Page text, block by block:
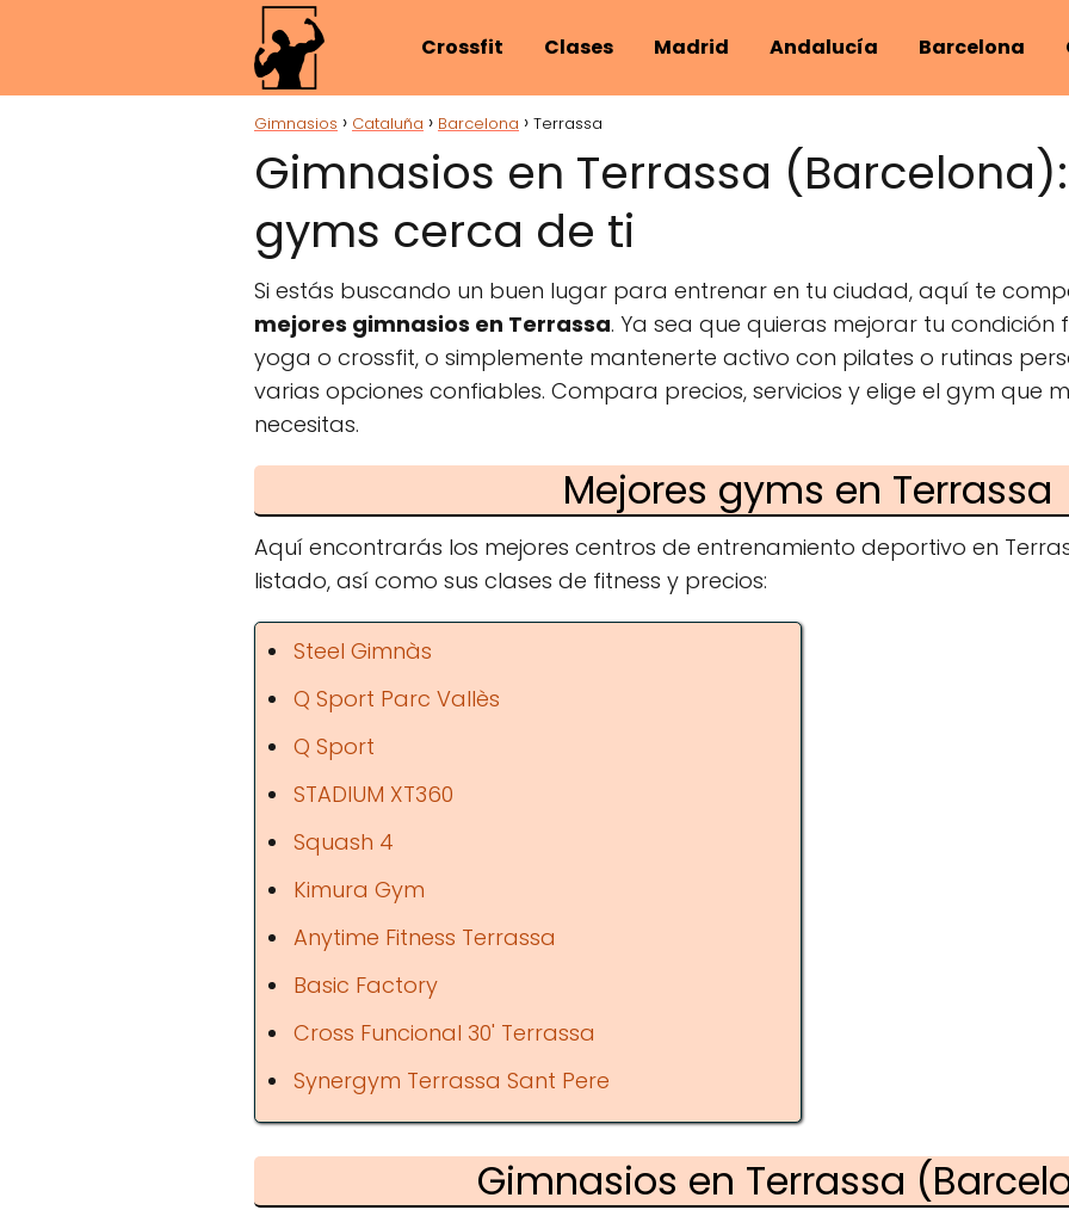
Crossfit Clases Madrid Andalucía Barcelona
Gimnasios Cataluña Barcelona Terrassa
Gimnasios en Terrassa
gyms cerca de ti
Si estás buscando un buen lugar para entrenar en tu ciudad, aquí te
mejores gimnasios en Terrassa. Ya sea que quieras mejorar tu condición
yoga o crossfit, o simplemente mantenerte activo con pilates o rutinas
varias opciones confiables. Compara precios, servicios y elige el gym que
necesitas.
Mejores gyms en Terrassa
Aquí encontrarás los mejores centros de entrenamiento deportivo en
listado, así como sus clases de fitness y precios:
Steel Gimnàs
Q Sport Parc Vallès
Q Sport
STADIUM XT360
Squash 4
Kimura Gym
Anytime Fitness Terrassa
Basic Factory
Cross Funcional 30' Terrassa
Synergym Terrassa Sant Pere
Gimnasios en Terrassa